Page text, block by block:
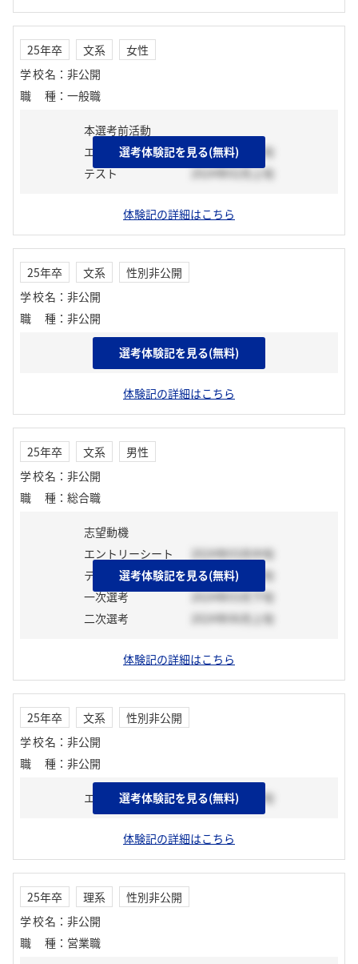
25年卒 文系
女性
学校名 ： 非公開
職種 ： 一般職
本選考前活動
エントリーシート
2024年09月上旬
テスト
2024年02月上旬
体験記の詳細はこちら
選考体験記を見る(無料)
25年卒 文系
性別非公開
学校名 ： 非公開
職種 ： 非公開
志望動機
体験記の詳細はこちら
選考体験記を見る(無料)
25年卒 文系
男性
学校名 ： 非公開
職種 ： 総合職
志望動機
エントリーシート
2024年03月中旬
テスト
2024年04月下旬
一次選考
2024年03月下旬
二次選考
2024年06月上旬
体験記の詳細はこちら
選考体験記を見る(無料)
25年卒 文系
性別非公開
学校名 ： 非公開
職種 ： 非公開
エントリーシート 2024年03月下旬
体験記の詳細はこちら
選考体験記を見る(無料)
25年卒 理系
性別非公開
学校名 ： 非公開
職種 ： 営業職